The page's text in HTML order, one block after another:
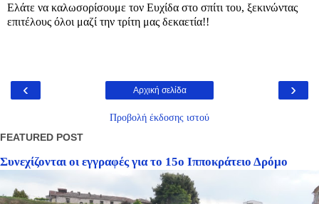
Ελάτε να καλωσορίσουμε τον Ευχίδα στο σπίτι του, ξεκινώντας
επιτέλους όλοι μαζί την τρίτη μας δεκαετία!!
‹ ›
Αρχική σελίδα
Προβολή έκδοσης ιστού
FEATURED POST
Συνεχίζονται οι εγγραφές για το 15ο Ιπποκράτειο Δρόμο